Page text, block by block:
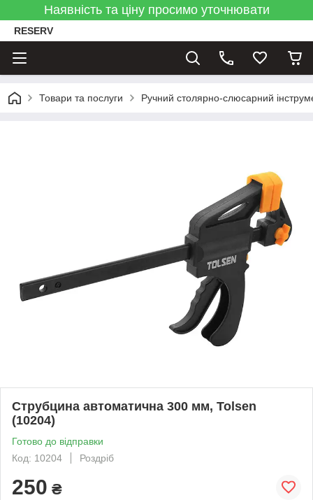
Наявність та ціну просимо уточнювати
RESERV
Товари та послуги Ручний столярно-слюсарний
Струбцина автоматична 300 мм, Tolsen
(10204)
Готово до відправки
Код: 10204
Роздріб
250 ₴